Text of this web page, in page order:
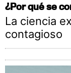
¿Por qué se
La ciencia
contagioso